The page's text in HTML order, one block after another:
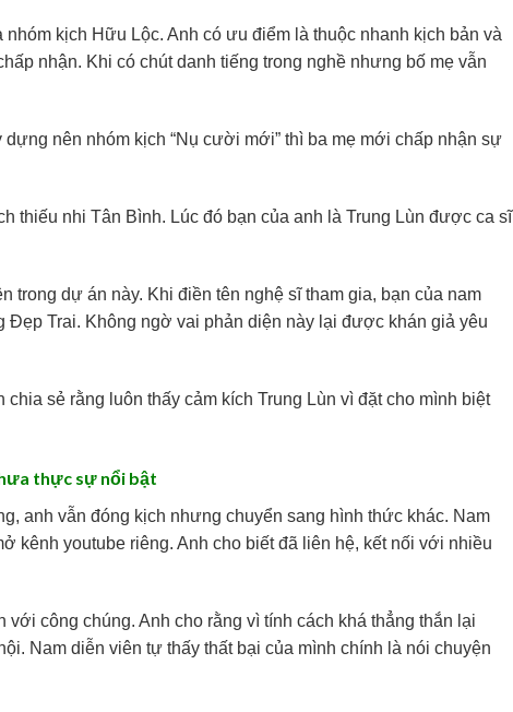
kịch Hữu Lộc. Anh có ưu điểm là thuộc nhanh kịch bản và
nhận. Khi có chút danh tiếng trong nghề nhưng bố mẹ vẫn
nên nhóm kịch “Nụ cười mới” thì ba mẹ mới chấp nhận sự
thiếu nhi Tân Bình. Lúc đó bạn của anh là Trung Lùn được ca sĩ
trong dự án này. Khi điền tên nghệ sĩ tham gia, bạn của nam
Đẹp Trai. Không ngờ vai phản diện này lại được khán giả yêu
sẻ rằng luôn thấy cảm kích Trung Lùn vì đặt cho mình biệt
thực sự nổi bật
anh vẫn đóng kịch nhưng chuyển sang hình thức khác. Nam
kênh youtube riêng. Anh cho biết đã liên hệ, kết nối với nhiều
công chúng. Anh cho rằng vì tính cách khá thẳng thắn lại
Nam diễn viên tự thấy thất bại của mình chính là nói chuyện